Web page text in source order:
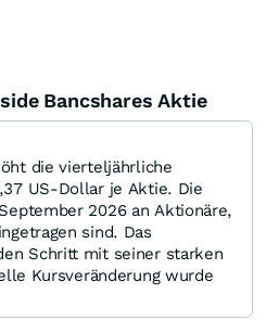
Bancshares Aktie
die vierteljährliche
US-Dollar je Aktie. Die
2026 an Aktionäre,
sind. Das
Schritt mit seiner starken
Kursveränderung wurde